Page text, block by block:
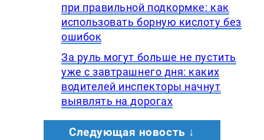
при правильной подкормке: как
использовать борную кислоту без
ошибок
За руль могут больше не пустить
уже с завтрашнего дня: каких
водителей инспекторы начнут
выявлять на дорогах
Следующая новость ↓